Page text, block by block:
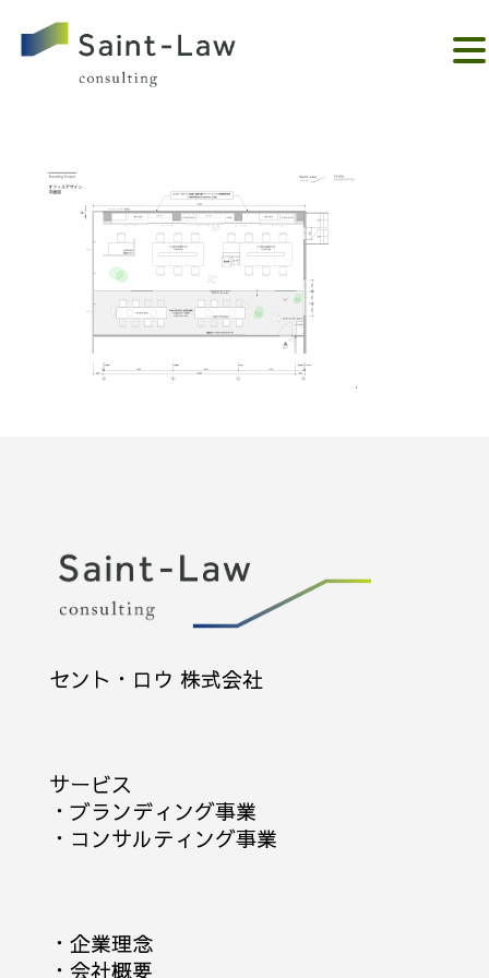
セント・ロウ 株式会社
サービス
・ ブランディング事業
・ コンサルティング事業
・ 企業理念
・ 会社概要
。。。。。。。。。。。。。